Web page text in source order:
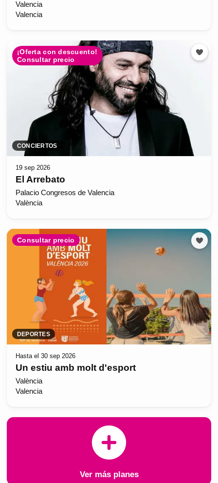
Valencia
Valencia
¡Oferta con descuento!
Consultar precio
CONCIERTOS
19 sep 2026
El Arrebato
Palacio Congresos de Valencia
València
Consultar precio
DEPORTES
Hasta el 30 sep 2026
Un estiu amb molt d'esport
València
Valencia
Ver más planes